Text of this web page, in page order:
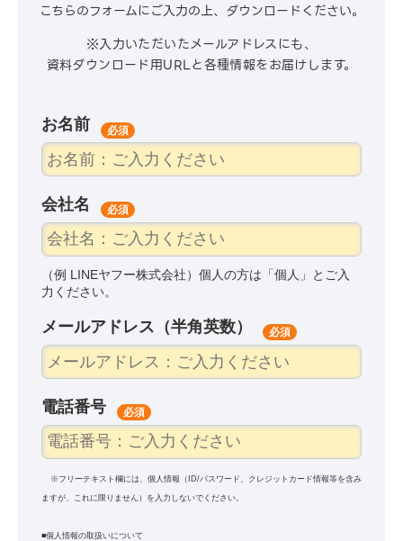
こちらのフォームにご入力の上、ダウンロードください。
※入力いただいたメールアドレスにも、
資料ダウンロード用URLと各種情報をお届けします。
お名前
会社名
（例 LINEヤフー株式会社）個人の方は「個人」とご入
力ください。
メールアドレス（半角英数）
電話番号
※フリーテキスト欄には、個人情報（ID/パスワード、クレジットカード情報等を含み
ますが、これに限りません）を入力しないでください。
■個人情報の取扱いについて